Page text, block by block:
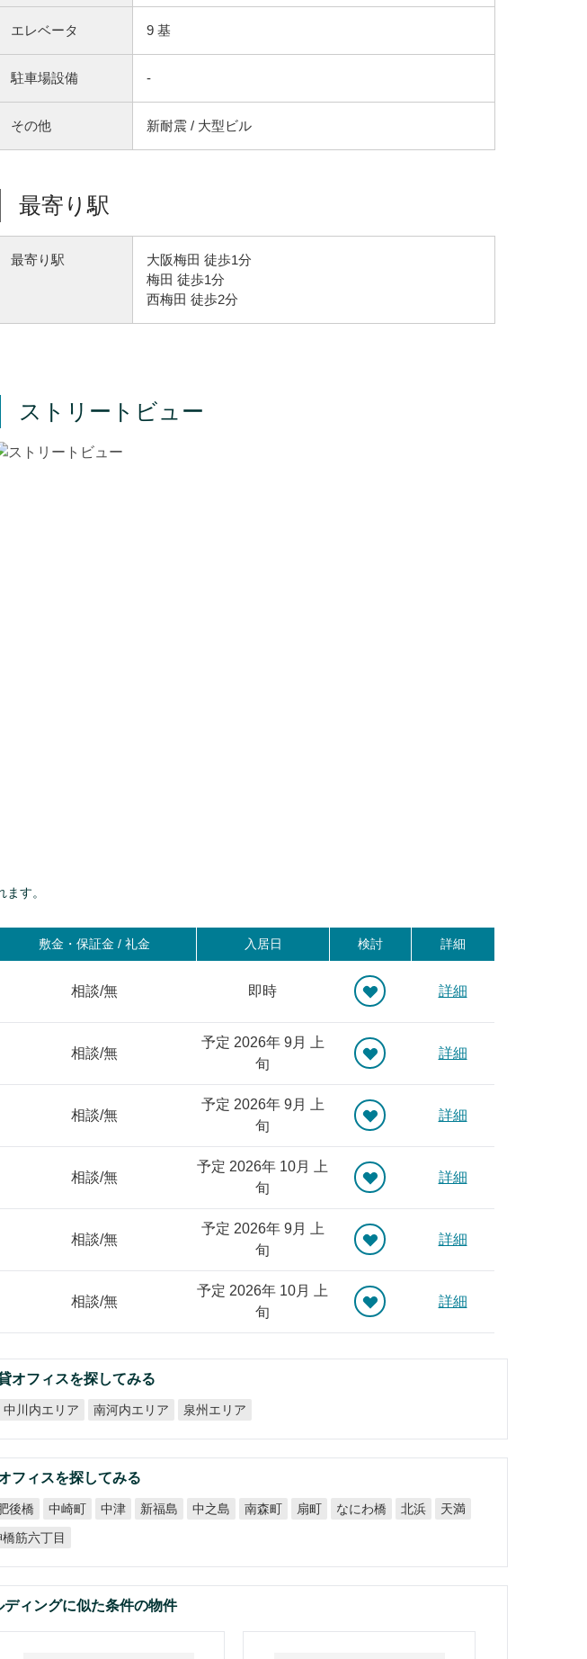
エレベータ 9 基
駐車場設備 -
その他 新耐震 / 大型ビル
最寄り駅
最寄り駅 大阪梅田 徒歩1分
梅田 徒歩1分
西梅田 徒歩2分
ストリートビュー
す。
敷金・保証金 / 礼金 入居日 検討 詳細
相談/無 即時 詳細
相談/無
予定 2026年 9月 上
旬
詳細
相談/無
予定 2026年 9月 上
旬
詳細
相談/無
予定 2026年 10月 上
旬
詳細
相談/無
予定 2026年 9月 上
旬
詳細
相談/無
予定 2026年 10月 上
旬
詳細
オフィスを探してみる
中川内エリア 南河内エリア 泉州エリア
フィスを探してみる
後橋 中崎町 中津 新福島 中之島 南森町 扇町 なにわ橋 北浜 天満
筋六丁目
ィングに似た条件の物件